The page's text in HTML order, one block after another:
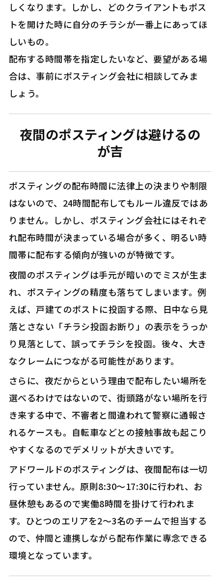
しくなります。しかし、どのクライアントもポス
トを開けた時に自分のチラシが一番上にあってほ
しいもの。
配布する時間帯を指定したいなど、要望がある場
合は、事前にポスティング会社に相談してみま
しょう。
夜間のポスティングは避けるの
が吉
ポスティングの配布時間に法律上の決まりや制限
はないので、24時間配布してもルール違反ではあ
りません。しかし、ポスティング会社にはそれぞ
れ配布時間が決まっている場合が多く、明るい時
間帯に配布する傾向が強いのが特徴です。
夜間のポスティングは手元が暗いのでミスが生ま
れ、ポスティングの精度も落ちてしまいます。例
えば、戸建てのポストに投函する際、日中なら見
落とさない「チラシ投函お断り」の表示をうっか
り見落として、誤ってチラシを投函。後々、大き
なクレームにつながる可能性があります。
さらに、夜だからという理由で配布したい場所を
選べるわけではないので、街頭路がない場所を行
き来する中で、不審者と間違われて警察に通報さ
れるケースも。自転車などとの接触事故も起こり
やすくなるのでデメリットが大きいです。
アドワールドのポスティングは、夜間配布は一切
行っていません。原則8:30～17:30に行われ、お
昼休憩もあるので実働8時間を掛けて行われま
す。ひとつのエリアを2～3名のチームで担当する
ので、仲間と連携しながら配布作業に専念できる
環境となっています。